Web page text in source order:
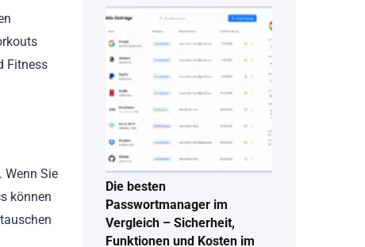
Fitness
Wenn Sie
können
Die besten
Passwortmanager im
Vergleich – Sicherheit,
Funktionen und Kosten im